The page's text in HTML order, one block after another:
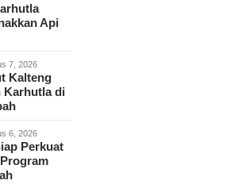
Api
7, 2026
Kalteng
Karhutla di
6, 2026
Perkuat